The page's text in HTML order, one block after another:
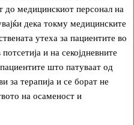
до медицинскиот персонал на
дека токму медицинските
утеха за пациентите во
и на секојдневните
што патуваат од
за терапија и се борат не
на осаменост и